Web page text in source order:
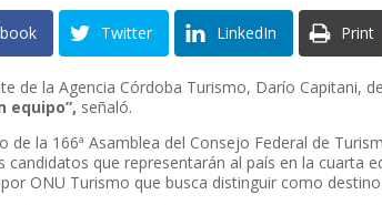
Twitter LinkedIn Print
de la Agencia Córdoba Turismo, Darío Capitani,
equipo”, señaló.
de la 166ª Asamblea del Consejo Federal de
candidatos que representarán al país en la cuarta
ONU Turismo que busca distinguir como